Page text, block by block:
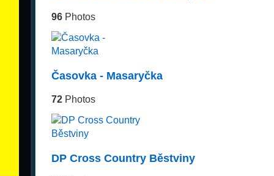
96Photos
Časovka - Masaryčka
72Photos
DP Cross Country Běstviny